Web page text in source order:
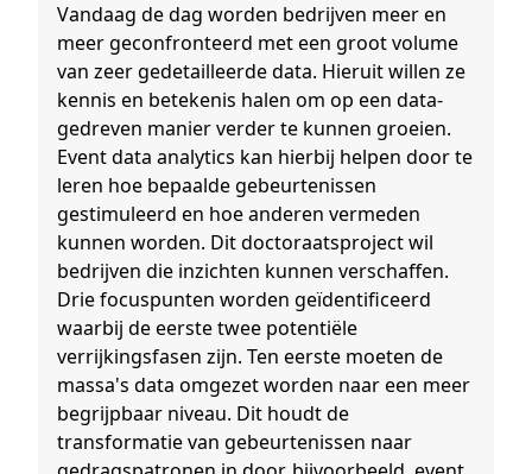
Vandaag de dag worden bedrijven meer en
meer geconfronteerd met een groot volume
van zeer gedetailleerde data. Hieruit willen ze
kennis en betekenis halen om op een data-
gedreven manier verder te kunnen groeien.
Event data analytics kan hierbij helpen door te
leren hoe bepaalde gebeurtenissen
gestimuleerd en hoe anderen vermeden
kunnen worden. Dit doctoraatsproject wil
bedrijven die inzichten kunnen verschaffen.
Drie focuspunten worden geïdentificeerd
waarbij de eerste twee potentiële
verrijkingsfasen zijn. Ten eerste moeten de
massa's data omgezet worden naar een meer
begrijpbaar niveau. Dit houdt de
transformatie van gebeurtenissen naar